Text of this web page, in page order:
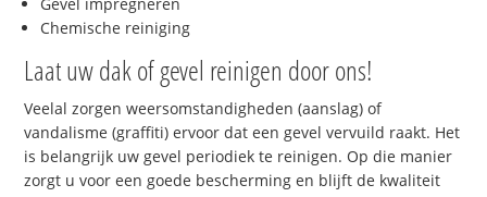
Chemische reiniging
Laat uw dak of gevel reinigen door ons!
Veelal zorgen weersomstandigheden (aanslag) of
vandalisme (graffiti) ervoor dat een gevel vervuild raakt. Het
is belangrijk uw gevel periodiek te reinigen. Op die manier
zorgt u voor een goede bescherming en blijft de kwaliteit